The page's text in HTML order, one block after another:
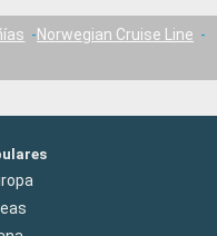
Norwegian Cruise Line